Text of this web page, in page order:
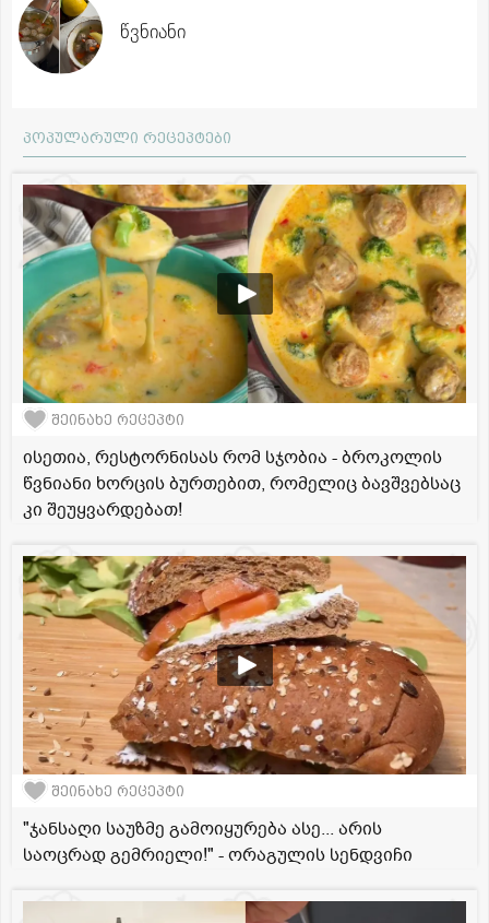
წვნიანი
პოპულარული რეცეპტები
შეინახე რეცეპტი
ისეთია, რესტორნისას რომ სჯობია - ბროკოლის
წვნიანი ხორცის ბურთებით, რომელიც ბავშვებსაც
კი შეუყვარდებათ!
შეინახე რეცეპტი
"ჯანსაღი საუზმე გამოიყურება ასე... არის
საოცრად გემრიელი!" - ორაგულის სენდვიჩი